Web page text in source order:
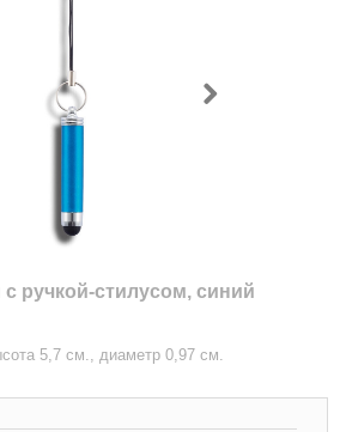
ручкой-стилусом, синий
5,7 см., диаметр 0,97 см.